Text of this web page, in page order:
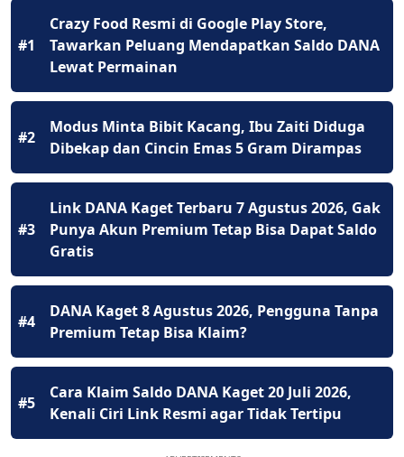
#1
Crazy Food Resmi di Google Play Store,
Tawarkan Peluang Mendapatkan Saldo DANA
Lewat Permainan
#2
Modus Minta Bibit Kacang, Ibu Zaiti Diduga
Dibekap dan Cincin Emas 5 Gram Dirampas
#3
Link DANA Kaget Terbaru 7 Agustus 2026, Gak
Punya Akun Premium Tetap Bisa Dapat Saldo
Gratis
#4
DANA Kaget 8 Agustus 2026, Pengguna Tanpa
Premium Tetap Bisa Klaim?
#5
Cara Klaim Saldo DANA Kaget 20 Juli 2026,
Kenali Ciri Link Resmi agar Tidak Tertipu